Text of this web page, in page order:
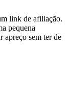
link de afiliação.
pequena
apreço sem ter de